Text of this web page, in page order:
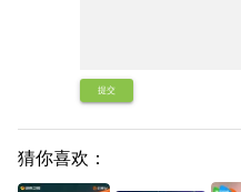
提交
猜你喜欢：